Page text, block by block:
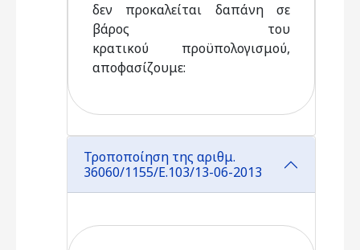
δεν προκαλείται δαπάνη σε
βάρος του
κρατικού προϋπολογισμού,
αποφασίζουμε:
Τροποποίηση της αριθμ.
36060/1155/Ε.103/13-06-2013